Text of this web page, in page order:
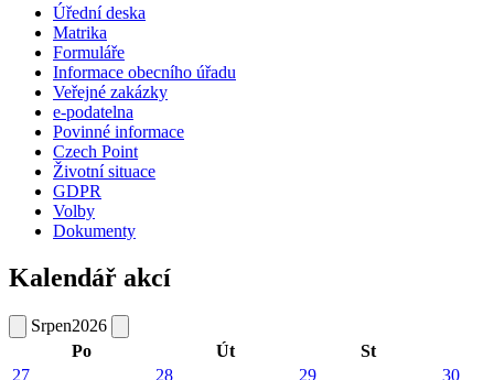
Úřední deska
Matrika
Formuláře
Informace obecního úřadu
Veřejné zakázky
e-podatelna
Povinné informace
Czech Point
Životní situace
GDPR
Volby
Dokumenty
Kalendář akcí
Srpen2026
Po
Út
St
27
28
29
30